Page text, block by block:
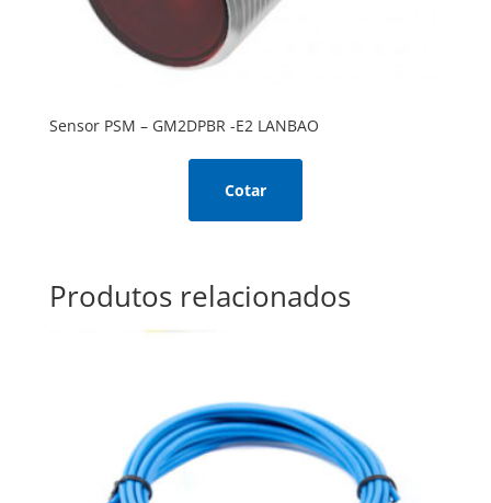
Sensor PSM – GM2DPBR -E2 LANBAO
Cotar
Produtos relacionados